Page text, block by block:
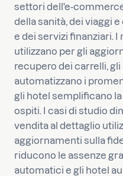
settori dell'e-
della sanità, dei viaggi
e dei servizi finanziari.
utilizzano per gli
recupero dei carrelli,
automatizzano i
gli hotel semplificano
ospiti. I casi di studio
vendita al dettaglio
aggiornamenti sulla
riducono le assenze
automatici e gli hotel